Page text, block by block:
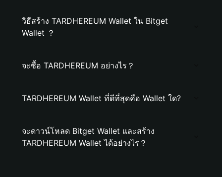
วิธีสร้าง TARDHEREUM Wallet ใน Bitget
Wallet ？
จะซื้อ TARDHEREUM อย่างไร？
TARDHEREUM Wallet ที่ดีที่สุดคือ Wallet ใด?
จะดาวน์โหลด Bitget Wallet และสร้าง
TARDHEREUM Wallet ได้อย่างไร？